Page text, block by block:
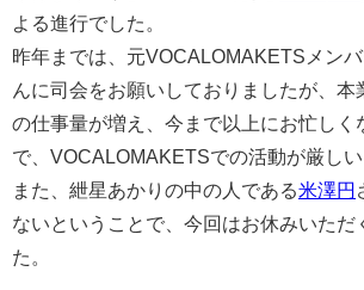
よる進行でした。
昨年までは、元VOCALOMAKETSメン
んに司会をお願いしておりましたが、本
の仕事量が増え、今まで以上にお忙しく
で、VOCALOMAKETSでの活動が厳しい
また、紲星あかりの中の人である米澤円
ないということで、今回はお休みいただ
た。